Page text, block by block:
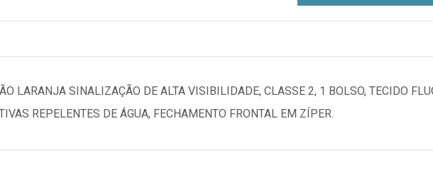
LARANJA SINALIZAÇÃO DE ALTA VISIBILIDADE, CLASSE 2, 1 BOLSO, TECIDO
REPELENTES DE ÁGUA, FECHAMENTO FRONTAL EM ZÍPER.